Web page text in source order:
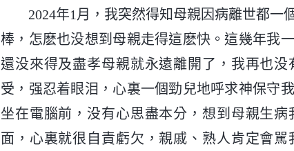
2024年1月，我突然得知母親因病離世都一
棒，怎麽也没想到母親走得這麽快。這幾年我
還没來得及盡孝母親就永遠離開了，我再也
受，强忍着眼泪，心裏一個勁兒地呼求神保守
坐在電腦前，没有心思盡本分，想到母親生
面，心裏就很自責虧欠，親戚、熟人肯定會